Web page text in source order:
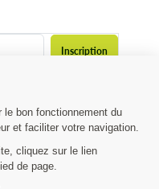
04 81 120 120